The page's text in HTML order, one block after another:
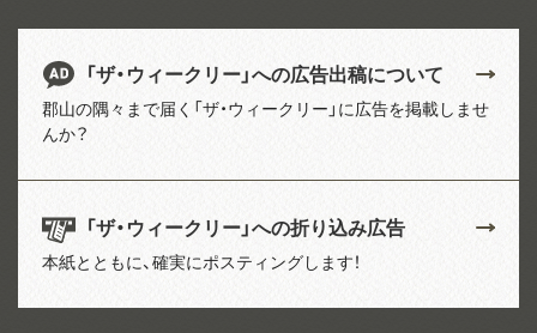
「ザ・ウィークリー」への広告出稿について
郡山の隅々まで届く「ザ・ウィークリー」に広告を掲載しませ
んか？
「ザ・ウィークリー」への折り込み広告
本紙とともに、確実にポスティングします！